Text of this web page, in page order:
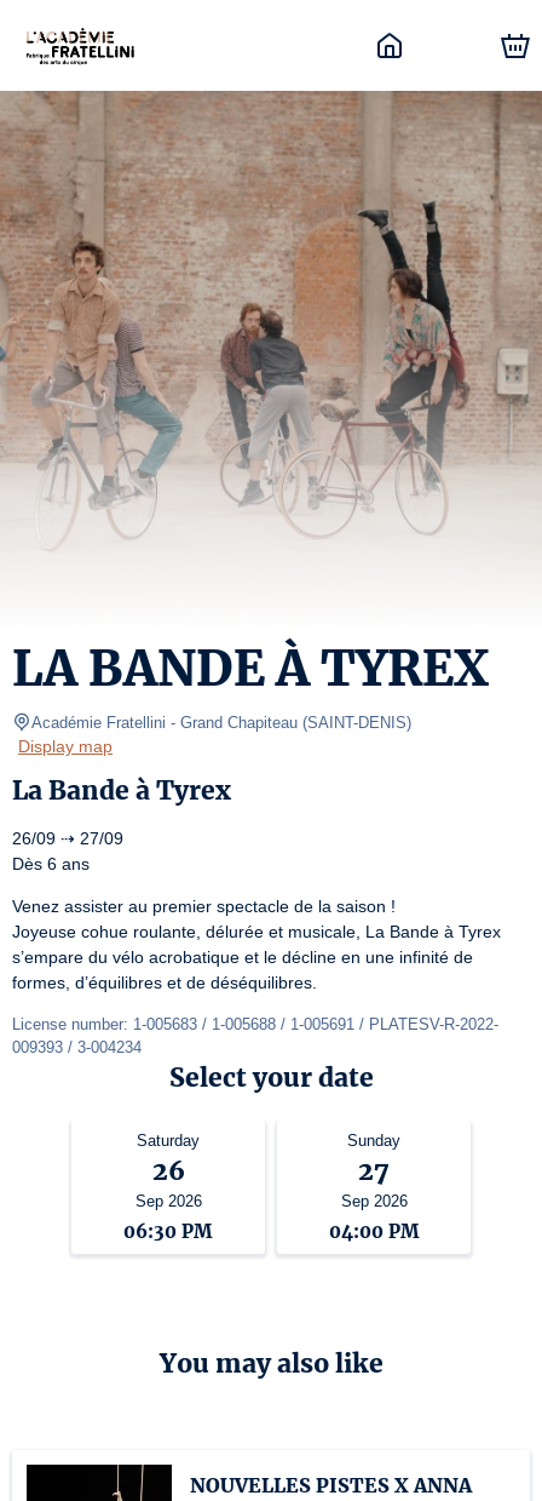
LA BANDE À TYREX
Académie Fratellini - Grand Chapiteau (SAINT-DENIS)
Display map
La Bande à Tyrex
26/09 ⇢ 27/09
Dès 6 ans
Venez assister au premier spectacle de la saison !
Joyeuse cohue roulante, délurée et musicale, La Bande à Tyrex
s’empare du vélo acrobatique et le décline en une infinité de
formes, d’équilibres et de déséquilibres.
License number: 1-005683 / 1-005688 / 1-005691 / PLATESV-R-2022-
009393 / 3-004234
Select your date
Saturday
26
Sep 2026
06:30 PM
Sunday
27
Sep 2026
04:00 PM
You may also like
NOUVELLES PISTES X ANNA